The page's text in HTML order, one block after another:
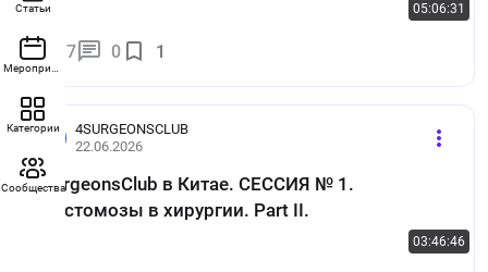
Статьи
Категории
Сообщества
05:06:31
7 0 1
4SURGEONSCLUB
22.06.2026
4SurgeonsClub в Китае. СЕССИЯ № 1.
Анастомозы в хирургии. Part II.
03:46:46